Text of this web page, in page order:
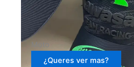
Moto
¿Queres ver mas?